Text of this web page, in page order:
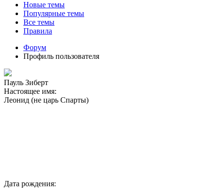
Новые темы
Популярные темы
Все темы
Правила
Форум
Профиль пользователя
Пауль Зиберт
Настоящее имя:
Леонид (не царь Спарты)
Дата рождения: